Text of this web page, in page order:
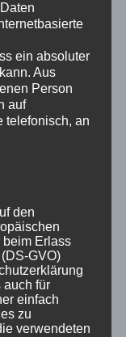
ein absoluter
Aus
Person
auf
telefonisch, an
den
Erlass
GVO)
auch für
einfach
zu
verwendeten